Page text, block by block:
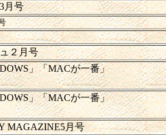
月号
２月号
」「MACが一番」
」「MACが一番」
MAGAZINE5月号